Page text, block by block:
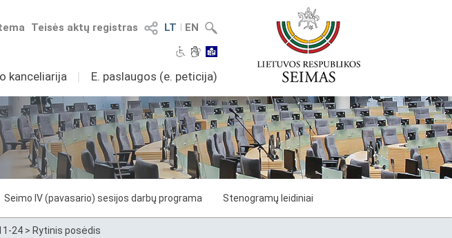
LT I EN
Teisės aktų registras
kanceliarija I E. paslaugos (e. peticija)
Seimo IV (pavasario) sesijos darbų programa Stenogramų leidiniai
24 > Rytinis posėdis